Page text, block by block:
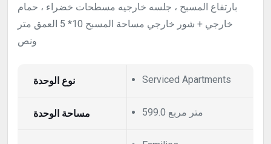
ﺑﺎرﺗﻔﺎع اﻟﻤﺴﺒﺢ ، ﺟﻠﺴﻪ ﺧﺎرﺟﻴﻪ ﻣﺴﻄﺤﺎت ﺧﻀﺮاء ، ﺣﻤﺎم
ﺧﺎرﺟﻲ + ﺷﻮر ﺧﺎرﺟﻲ ﻣﺴﺎﺣﺔ اﻟﻤﺴﺒﺢ 10* 5 اﻟﻌﻤﻖ ﻣﺘﺮ
وﻧﺺ
نوع الوحدة Serviced Apartments
مساحة الوحدة 599.0 متر مربع